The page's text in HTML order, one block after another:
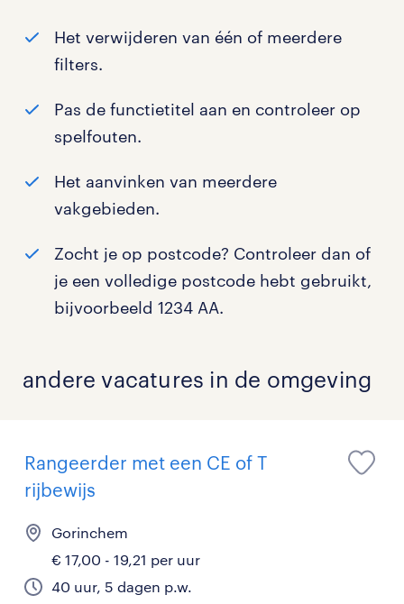
Het verwijderen van één of meerdere
filters.
Pas de functietitel aan en controleer op
spelfouten.
Het aanvinken van meerdere
vakgebieden.
Zocht je op postcode? Controleer dan of
je een volledige postcode hebt gebruikt,
bijvoorbeeld 1234 AA.
andere vacatures in de omgeving
Rangeerder met een CE of T
rijbewijs
Gorinchem
€ 17,00 - 19,21 per uur
40 uur, 5 dagen p.w.